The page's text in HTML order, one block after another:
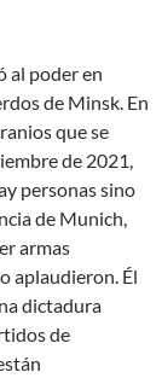
al poder en
de Minsk. En
que se
de 2021,
personas sino
de Munich,
armas
aplaudieron. Él
dictadura
de